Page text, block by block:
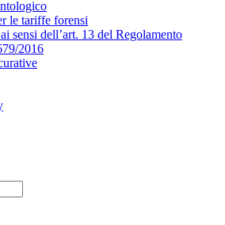
le tariffe forensi
sensi dell’art. 13 del Regolamento
2016
Dropdown